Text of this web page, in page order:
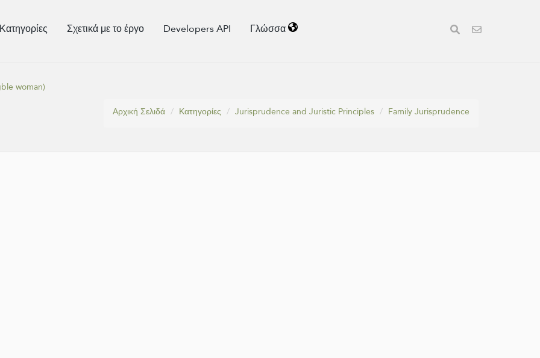
Κατηγορίες Σχετικά με το έργο Developers API Γλώσσα
woman)
Αρχική Σελιδά
Κατηγορίες Jurisprudence and Juristic Principles Family Jurisprudence